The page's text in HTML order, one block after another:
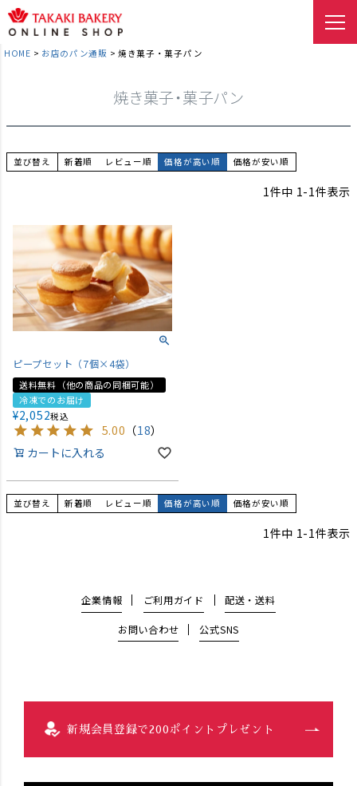
HOME お店のパン通販 焼き菓子・菓子パン
焼き菓子・菓子パン
並び替え 新着順 レビュー順 価格が高い順 価格が安い順
1件中 1-1件表示
ピープセット（7個×4袋）
送料無料（他の商品の同梱可能）
冷凍でのお届け
¥2,052税込
5.00 （18）
カートに入れる
並び替え 新着順 レビュー順 価格が高い順 価格が安い順
1件中 1-1件表示
企業情報 ご利用ガイド 配送・送料
お問い合わせ 公式SNS
新規会員登録で200ポイントプレゼント